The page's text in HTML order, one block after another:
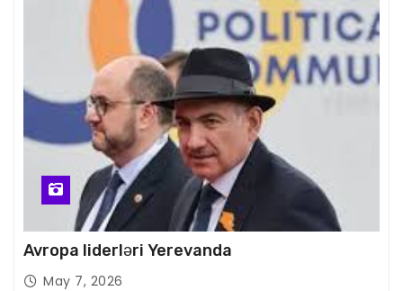
Avropa liderləri Yerevanda
May 7, 2026